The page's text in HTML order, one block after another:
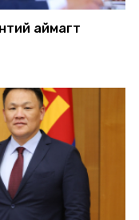
аймагт